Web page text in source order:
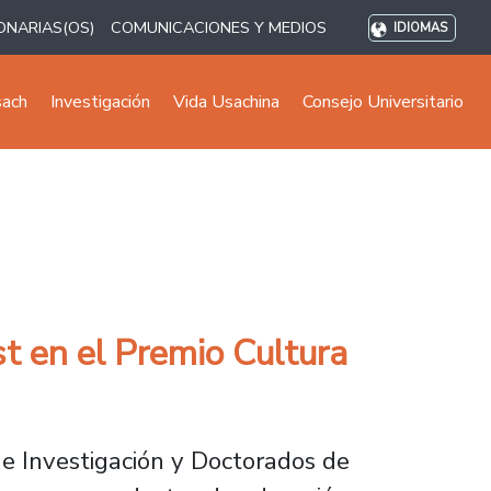
COMUNICACIONES Y MEDIOS IDIOMAS
Investigación Vida Usachina Consejo Universitario
en el Premio Cultura
Investigación y Doctorados de